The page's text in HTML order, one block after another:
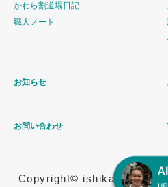
かわら割道場日記
職人ノート
お知らせ
お問い合わせ
Copyright©